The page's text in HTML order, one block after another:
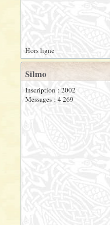
Hors ligne
Silmo
Inscription : 2002
Messages : 4 269